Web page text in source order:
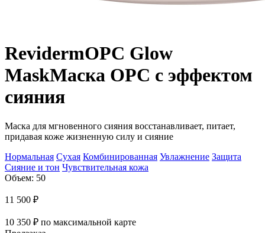
RevidermOPC Glow
MaskМаска OPC с эффектом
сияния
Маска для мгновенного сияния восстанавливает, питает,
придавая коже жизненную силу и сияние
Нормальная Сухая Комбинированная Увлажнение Защита
Сияние и тон Чувствительная кожа
Объем: 50
11 500 ₽
10 350 ₽ по максимальной карте